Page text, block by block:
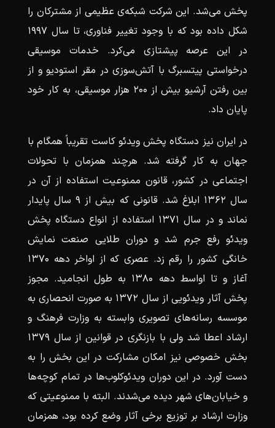
پخش می‌شد. این شرکت شبکه‌ی عظیمی از مشترکان را
شکل داده بود که با وجود تغییر فناوری، تا سال ۱۹۹۷
در این عرصه پیشتازی می‌کرد. خدمات موسیقی
درخواستی پیتسبرگ با آتش‌سوزی در مقر استودیو و از
بین رفتن آرشیو بیش از ۲۰۰ هزار موسیقی، به کار خود
پایان داد.
در ایران نیز دستگاه پخش ویدئو کاست تقریباً همگام با
جهان به کار گرفته شد. هرچند همزمان با تحولات
اجتماعی در کشور، قانون ممنوعیت استفاده از آن در
سال ۱۳۶۲ ابلاغ شد. قانونی که بیش از ۹ سال پایدار
نماند و در سال ۱۳۷۱ استفاده از انواع دستگاه پخش
ویدئو رفع جرم شد و دوران طلایی صنعت نمایش
خانگی کشور را رقم زد. عصری که از اواخر دهه ۱۳۷۰
آغاز و تا اواسط دهه ۱۳۸۰ به طول انجامید. مجوز
پخش آثار ویدئویی از سال ۱۳۷۲ به صورت انحصاری به
موسسه رسانه‌های تصویری وابسته به وزارت فرهنگ و
ارشاد اعطا شد ولی با بازنگری در قوانین از سال ۱۳۷۹
بخش خصوصی نیز امکان مشارکت در این بخش را به
دست آورد. در این دوران ویدئوکلوب‌ها در تمام کوچه‌ها
و خیابان‌های شهر دیده می‌شدند. البته با ممنوعیتی که
وزارت ارشاد بر توزیع برخی آثار وضع کرده بود، همزمان